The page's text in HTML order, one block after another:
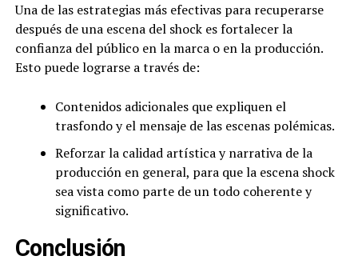
Una de las estrategias más efectivas para recuperarse
después de una escena del shock es fortalecer la
confianza del público en la marca o en la producción.
Esto puede lograrse a través de:
Contenidos adicionales que expliquen el
trasfondo y el mensaje de las escenas polémicas.
Reforzar la calidad artística y narrativa de la
producción en general, para que la escena shock
sea vista como parte de un todo coherente y
significativo.
Conclusión